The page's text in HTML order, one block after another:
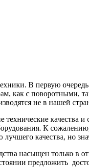
В первую
как с поворотными,
не в нашей
качества
К
качества, но
насыщен только в
предложить